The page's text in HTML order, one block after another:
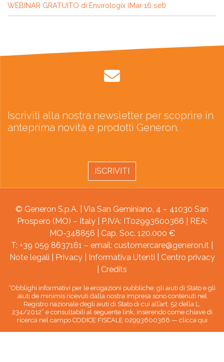
WEBINAR GRATUITO di Envirologix (Mar 16 set)
Iscriviti alla nostra newsletter per scoprire in
anteprima novità e prodotti Generon.
ISCRIVITI
© Generon S.p.A. | Via San Geminiano, 4 – 41030 San
Prospero (MO) – Italy | P.IVA: IT02993600366 | REA:
MO-348856 | Cap. Soc. 120.000 €
T: +39 059 8637161 – email: customercare@generon.it
Note legali
Privacy| Informativa Utenti
Centro privacy
Credits
“Obblighi informativi per le erogazioni pubbliche: gli aiuti di Stato e gli
aiuti de minimis ricevuti dalla nostra impresa sono contenuti nel
Registro nazionale degli aiuti di Stato di cui all’art. 52 della L.
234/2012” e consultabili al seguente link, inserendo come chiave di
ricerca nel campo CODICE FISCALE 02993600366 — clicca qui